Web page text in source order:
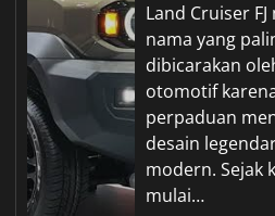
Land Cruiser
nama yang
dibicarakan
otomotif
perpaduan
desain
modern. Sejak
mulai…